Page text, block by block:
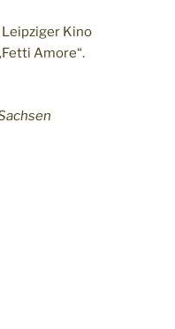
Leipziger Kino
Amore“.